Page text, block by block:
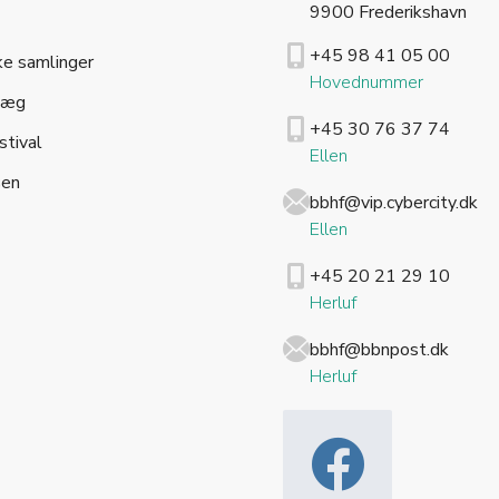
samlinger
9900 Frederikshavn
+45 98 41 05 00
Hovednummer
+45 30 76 37 74
Ellen
bbhf@vip.cybercity.dk
Ellen
+45 20 21 29 10
Herluf
bbhf@bbnpost.dk
Herluf